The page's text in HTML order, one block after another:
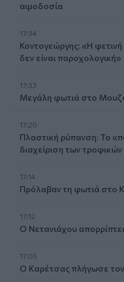
αιμοδοσία
17:34
Κοντογεώργης: «Η
δεν είναι παροχολογική»
17:33
Μεγάλη φωτιά στο
17:20
Πλαστική ρύπανση: Το
διαχείριση των
17:14
Πρόλαβαν τη φωτιά στο
17:12
Ο Νετανιάχου
17:05
Ο Καρέτσας πλήγωσε